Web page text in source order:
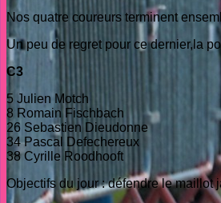
Nos quatre coureurs terminent
Un peu de regret pour ce dernier,la
C3
5 Julien Motch
8 Romain Fischbach
26 Sebastien Dieudonne
34 Pascal Defechereux
38 Cyrille Roodhooft
Objectifs du jour : défendre le